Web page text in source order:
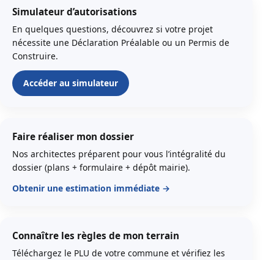
Simulateur d’autorisations
En quelques questions, découvrez si votre projet
nécessite une Déclaration Préalable ou un Permis de
Construire.
Accéder au simulateur
Faire réaliser mon dossier
Nos architectes préparent pour vous l’intégralité du
dossier (plans + formulaire + dépôt mairie).
Obtenir une estimation immédiate
Connaître les règles de mon terrain
Téléchargez le PLU de votre commune et vérifiez les